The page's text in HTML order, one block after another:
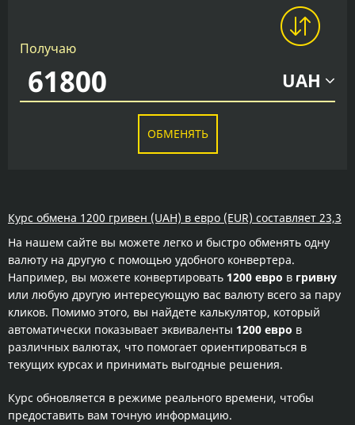
Получаю
UAH
ОБМЕНЯТЬ
Курс обмена 1200 гривен (UAH) в евро (EUR) составляет 23,3
На нашем сайте вы можете легко и быстро обменять одну
валюту на другую с помощью удобного конвертера.
Например, вы можете конвертировать 1200 евро в гривну
или любую другую интересующую вас валюту всего за пару
кликов. Помимо этого, вы найдете калькулятор, который
автоматически показывает эквиваленты 1200 евро в
различных валютах, что помогает ориентироваться в
текущих курсах и принимать выгодные решения.
Курс обновляется в режиме реального времени, чтобы
предоставить вам точную информацию.